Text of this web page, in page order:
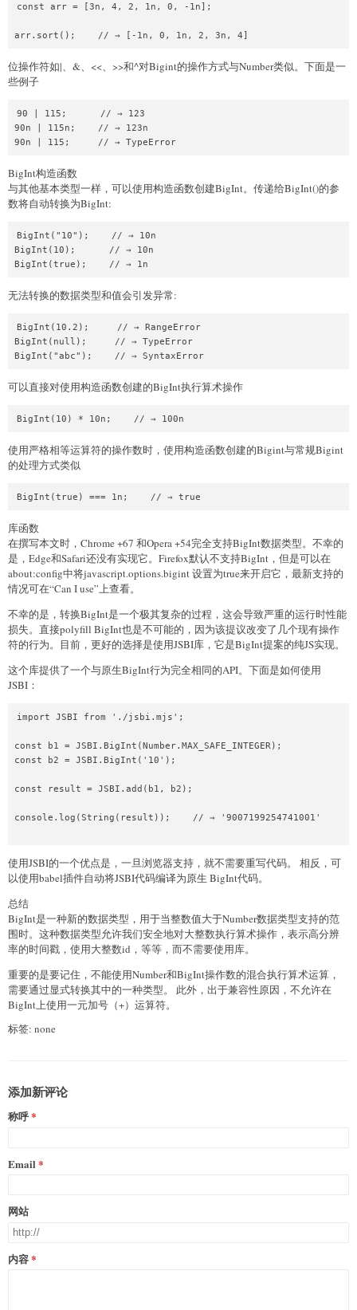
const arr = [3n, 4, 2, 1n, 0, -1n];
位操作符如|、&、<<、>>和^对Bigint的操作方式与Number类似。下面是一
些例子
90 | 115;      // → 123
90n | 115n;    // → 123n
BigInt构造函数
与其他基本类型一样，可以使用构造函数创建BigInt。传递给BigInt()的参
数将自动转换为BigInt:
BigInt("10");    // → 10n
BigInt(10);      // → 10n
无法转换的数据类型和值会引发异常:
BigInt(10.2);     // → RangeError
BigInt(null);     // → TypeError
可以直接对使用构造函数创建的BigInt执行算术操作
使用严格相等运算符的操作数时，使用构造函数创建的Bigint与常规Bigint
的处理方式类似
库函数
在撰写本文时，Chrome +67 和Opera +54完全支持BigInt数据类型。不幸的
是，Edge和Safari还没有实现它。Firefox默认不支持BigInt，但是可以在
about:config中将javascript.options.bigint 设置为true来开启它，最新支持的
情况可在“Can I use”上查看。
不幸的是，转换BigInt是一个极其复杂的过程，这会导致严重的运行时性能
损失。直接polyfill BigInt也是不可能的，因为该提议改变了几个现有操作
符的行为。目前，更好的选择是使用JSBI库，它是BigInt提案的纯JS实现。
这个库提供了一个与原生BigInt行为完全相同的API。下面是如何使用
JSBI：
import JSBI from './jsbi.mjs';
const b1 = JSBI.BigInt(Number.MAX_SAFE_INTEGER);
const b2 = JSBI.BigInt('10');
const result = JSBI.add(b1, b2);
console.log(String(result));    // → '9007199254741001'
使用JSBI的一个优点是，一旦浏览器支持，就不需要重写代码。 相反，可
以使用babel插件自动将JSBI代码编译为原生 BigInt代码。
总结
BigInt是一种新的数据类型，用于当整数值大于Number数据类型支持的范
围时。这种数据类型允许我们安全地对大整数执行算术操作，表示高分辨
率的时间戳，使用大整数id，等等，而不需要使用库。
重要的是要记住，不能使用Number和BigInt操作数的混合执行算术运算，
需要通过显式转换其中的一种类型。 此外，出于兼容性原因，不允许在
BigInt上使用一元加号（+）运算符。
标签: none
添加新评论
称呼
Email
网站
内容